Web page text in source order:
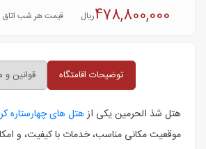
478,800,000ریال قیمت هر شب اتاق
توضیحات اقامتگاه قوانین و
هتل شذ الحرمین یکی ازهتل ‌های چهارستاره
موقعیت مکانی مناسب، خدمات با کیفیت، و